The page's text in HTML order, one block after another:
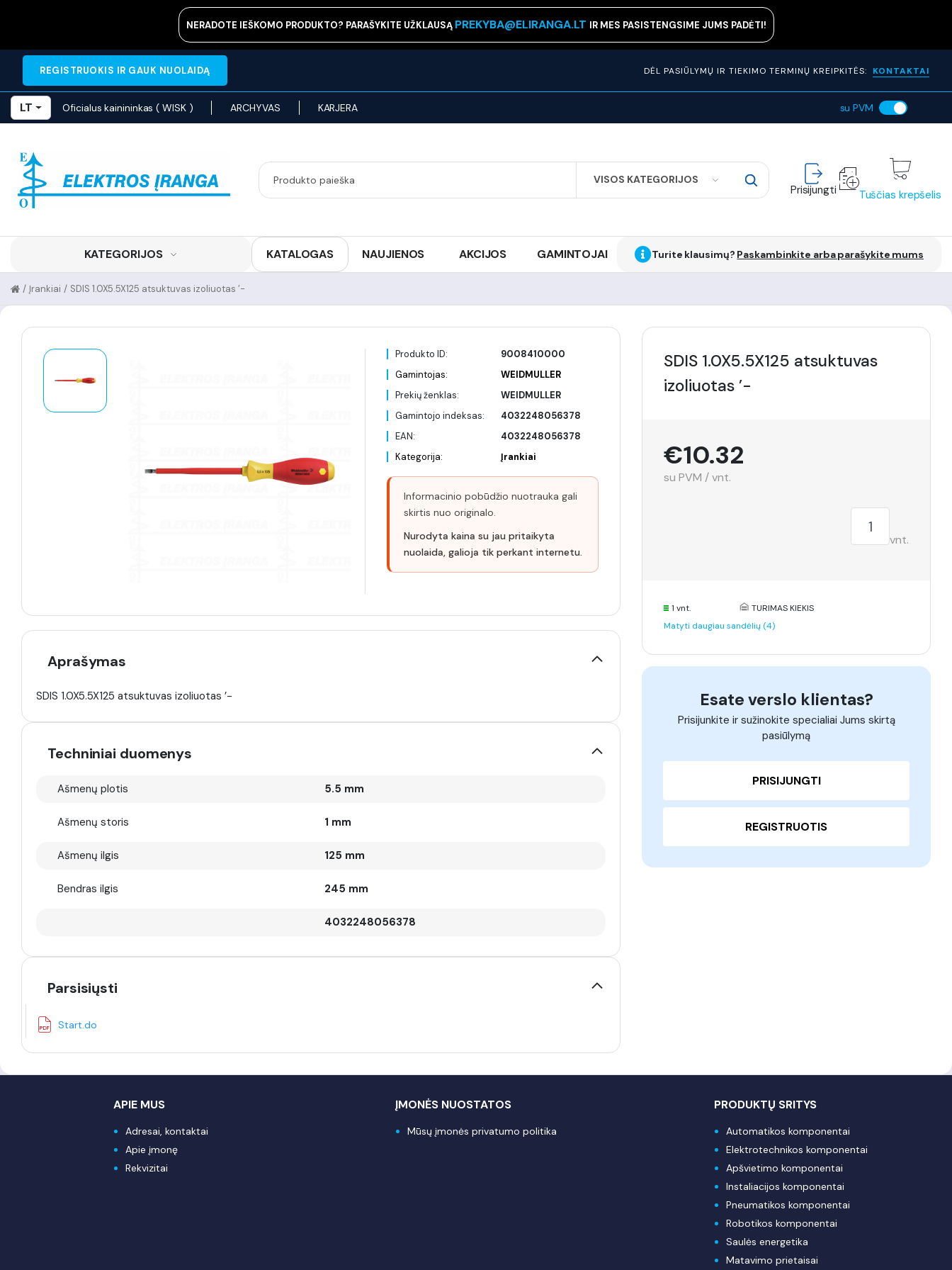
NERADOTE IEŠKOMO PRODUKTO? PARAŠYKITE UŽKLAUSĄ PREKYBA@ELIRANGA.LT IR MES PASISTENGSIME JUMS PADĖTI!
REGISTRUOKIS IR GAUK NUOLAIDĄ DĖL PASIŪLYMŲ IR TIEKIMO TERMINŲ KREIPKITĖS: KONTAKTAI
LT Oficialus kainininkas ( WISK ) ARCHYVAS KARJERA su PVM
VISOS KATEGORIJOS
SEARCH Prisijungti Tuščias krepšelis
KATEGORIJOS KATALOGAS NAUJIENOS AKCIJOS GAMINTOJAI Turite klausimų? Paskambinkite arba parašykite mums
SDIS 1.0X5.5X125 atsuktuvas izoliuotas ’-
/
Įrankiai
/
Produkto ID:
9008410000
Gamintojas:
WEIDMULLER
Prekių ženklas:
WEIDMULLER
Gamintojo indeksas:
4032248056378
EAN:
4032248056378
Kategorija:
Įrankiai
Informacinio pobūdžio nuotrauka gali
skirtis nuo originalo.
Nurodyta kaina su jau pritaikyta
nuolaida, galioja tik perkant internetu.
Aprašymas
SDIS 1.0X5.5X125 atsuktuvas izoliuotas ’-
Techniniai duomenys
Ašmenų plotis 5.5 mm
Ašmenų storis 1 mm
Ašmenų ilgis 125 mm
Bendras ilgis 245 mm
4032248056378
Parsisiųsti
Start.do
SDIS 1.0X5.5X125 atsuktuvas
izoliuotas ’-
€10.32
su PVM / vnt.
vnt.
1 vnt.
TURIMAS KIEKIS
Matyti daugiau sandėlių (4)
Esate verslo klientas?
Prisijunkite ir sužinokite specialiai Jums skirtą
pasiūlymą
PRISIJUNGTI
REGISTRUOTIS
APIE MUS
Adresai, kontaktai
Apie įmonę
Rekvizitai
ĮMONĖS NUOSTATOS
Mūsų įmonės privatumo politika
PRODUKTŲ SRITYS
Automatikos komponentai
Elektrotechnikos komponentai
Apšvietimo komponentai
Instaliacijos komponentai
Pneumatikos komponentai
Robotikos komponentai
Saulės energetika
Matavimo prietaisai